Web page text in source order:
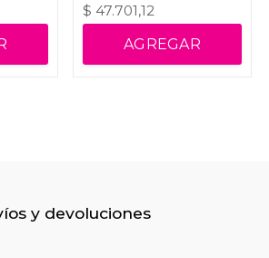
$ 47.701,12
AGREGAR
y devoluciones